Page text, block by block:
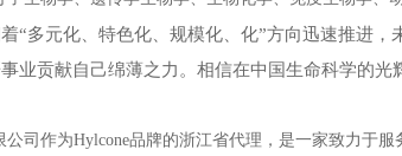
“多元化、特色化、规模化、化”方向迅速推进
业贡献自己绵薄之力。相信在中国生命科学的
司作为Hylcone品牌的浙江省代理，是一家致力于